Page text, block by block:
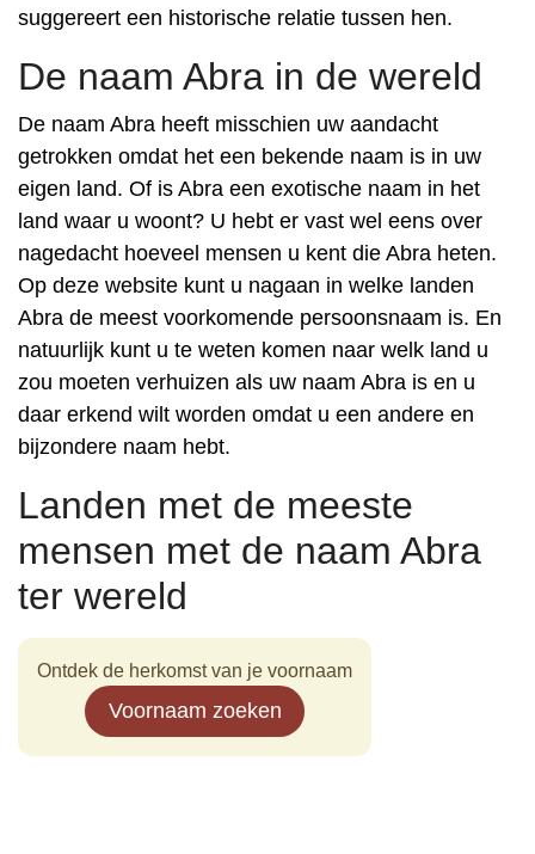
suggereert een historische relatie tussen hen.
De naam Abra in de wereld
De naam Abra heeft misschien uw aandacht
getrokken omdat het een bekende naam is in uw
eigen land. Of is Abra een exotische naam in het
land waar u woont? U hebt er vast wel eens over
nagedacht hoeveel mensen u kent die Abra heten.
Op deze website kunt u nagaan in welke landen
Abra de meest voorkomende persoonsnaam is. En
natuurlijk kunt u te weten komen naar welk land u
zou moeten verhuizen als uw naam Abra is en u
daar erkend wilt worden omdat u een andere en
bijzondere naam hebt.
Landen met de meeste
mensen met de naam Abra
ter wereld
Ontdek de herkomst van je voornaam
Voornaam zoeken